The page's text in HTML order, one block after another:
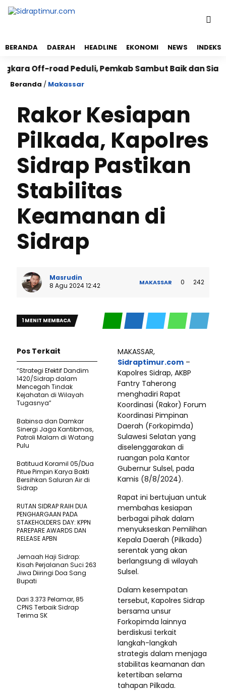
BERANDA DAERAH HEADLINE EKONOMI NEWS INDEKS
Off-road Peduli, Pemkab Sambut Baik dan Siap
Beranda / Makassar
Rakor Kesiapan
Pilkada, Kapolres
Sidrap Pastikan
Stabilitas
Keamanan di
Sidrap
Masrudin
8 Agu 2024 12:42
MAKASSAR 0 242
1 MENIT MEMBACA
MAKASSAR,
Sidraptimur.com –
Kapolres Sidrap, AKBP
Fantry Taherong
menghadiri Rapat
Koordinasi (Rakor) Forum
Koordinasi Pimpinan
Daerah (Forkopimda)
Sulawesi Selatan yang
diselenggarakan di
ruangan pola Kantor
Gubernur Sulsel, pada
Kamis (8/8/2024).
Rapat ini bertujuan untuk
membahas kesiapan
berbagai pihak dalam
menyukseskan Pemilihan
Kepala Daerah (Pilkada)
serentak yang akan
berlangsung di wilayah
Sulsel.
Dalam kesempatan
tersebut, Kapolres Sidrap
bersama unsur
Forkopimda lainnya
berdiskusi terkait
langkah-langkah
strategis dalam menjaga
stabilitas keamanan dan
ketertiban selama
tahapan Pilkada.
Pos Terkait
“Strategi Efektif Dandim
1420/Sidrap dalam
Mencegah Tindak
Kejahatan di Wilayah
Tugasnya”
Babinsa dan Damkar
Sinergi Jaga Kantibmas,
Patroli Malam di Watang
Pulu
Batituud Koramil 05/Dua
Pitue Pimpin Karya Bakti
Bersihkan Saluran Air di
Sidrap
RUTAN SIDRAP RAIH DUA
PENGHARGAAN PADA
STAKEHOLDERS DAY: KPPN
PAREPARE AWARDS DAN
RELEASE APBN
Jemaah Haji Sidrap:
Kisah Perjalanan Suci 263
Jiwa Diiringi Doa Sang
Bupati
Dari 3.373 Pelamar, 85
CPNS Terbaik Sidrap
Terima SK